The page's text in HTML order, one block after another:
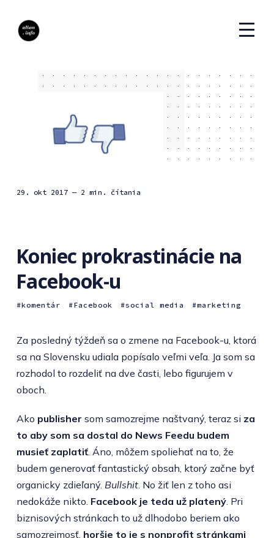
29. okt 2017 — 2 min. čítania
Koniec prokrastinácie na
Facebook-u
komentár Facebook social media marketing
Za posledný týždeň sa o zmene na Facebook-u, ktorá
sa na Slovensku udiala popísalo veľmi veľa. Ja som sa
rozhodol to rozdeliť na dve časti, lebo figurujem v
oboch.
Ako publisher som samozrejme naštvaný, teraz si za
to aby som sa dostal do News Feedu budem
musieť zaplatiť. Áno, môžem spoliehať na to, že
budem generovať fantastický obsah, ktorý začne byť
organicky zdieľaný. Bullshit. No žiť len z toho asi
nedokáže nikto. Facebook je teda už platený. Pri
biznisových stránkach to už dlhodobo beriem ako
samozrejmosť, horšie to je s nonprofit stránkami